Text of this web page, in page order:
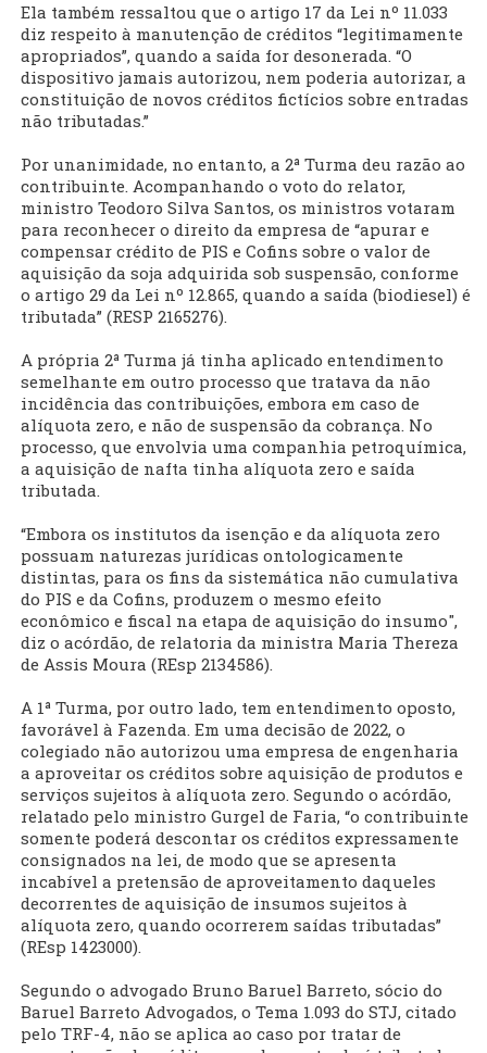
Ela também ressaltou que o artigo 17 da Lei nº 11.033
diz respeito à manutenção de créditos “legitimamente
apropriados”, quando a saída for desonerada. “O
dispositivo jamais autorizou, nem poderia autorizar, a
constituição de novos créditos fictícios sobre entradas
não tributadas.”
Por unanimidade, no entanto, a 2ª Turma deu razão ao
contribuinte. Acompanhando o voto do relator,
ministro Teodoro Silva Santos, os ministros votaram
para reconhecer o direito da empresa de “apurar e
compensar crédito de PIS e Cofins sobre o valor de
aquisição da soja adquirida sob suspensão, conforme
o artigo 29 da Lei nº 12.865, quando a saída (biodiesel) é
tributada” (RESP 2165276).
A própria 2ª Turma já tinha aplicado entendimento
semelhante em outro processo que tratava da não
incidência das contribuições, embora em caso de
alíquota zero, e não de suspensão da cobrança. No
processo, que envolvia uma companhia petroquímica,
a aquisição de nafta tinha alíquota zero e saída
tributada.
“Embora os institutos da isenção e da alíquota zero
possuam naturezas jurídicas ontologicamente
distintas, para os fins da sistemática não cumulativa
do PIS e da Cofins, produzem o mesmo efeito
econômico e fiscal na etapa de aquisição do insumo",
diz o acórdão, de relatoria da ministra Maria Thereza
de Assis Moura (REsp 2134586).
A 1ª Turma, por outro lado, tem entendimento oposto,
favorável à Fazenda. Em uma decisão de 2022, o
colegiado não autorizou uma empresa de engenharia
a aproveitar os créditos sobre aquisição de produtos e
serviços sujeitos à alíquota zero. Segundo o acórdão,
relatado pelo ministro Gurgel de Faria, “o contribuinte
somente poderá descontar os créditos expressamente
consignados na lei, de modo que se apresenta
incabível a pretensão de aproveitamento daqueles
decorrentes de aquisição de insumos sujeitos à
alíquota zero, quando ocorrerem saídas tributadas”
(REsp 1423000).
Segundo o advogado Bruno Baruel Barreto, sócio do
Baruel Barreto Advogados, o Tema 1.093 do STJ, citado
pelo TRF-4, não se aplica ao caso por tratar de